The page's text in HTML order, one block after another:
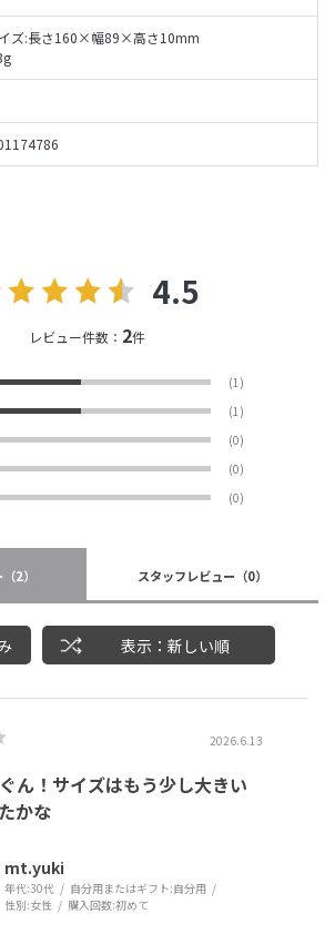
4.5
レビュー件数： 2件
(1)
(1)
(0)
(0)
(0)
（2） スタッフレビュー （0）
表示：新しい順
2026.6.13
ん！サイズはもう少し大きい
かな
mt.yuki
年代:30代 自分用またはギフト:自分用
性別:女性 購入回数:初めて
ズ:長さ160×幅89×高さ10mm